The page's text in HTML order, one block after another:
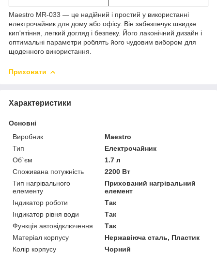
Maestro MR-033 — це надійний і простий у використанні
електрочайник для дому або офісу. Він забезпечує швидке
кип'ятіння, легкий догляд і безпеку. Його лаконічний дизайн і
оптимальні параметри роблять його чудовим вибором для
щоденного використання.
Приховати
Характеристики
Основні
Виробник
Maestro
Тип
Електрочайник
Об`єм
1.7 л
Споживана потужність
2200 Вт
Тип нагрівального
елементу
Прихований нагрівальний
елемент
Індикатор роботи
Так
Індикатор рівня води
Так
Функція автовідключення
Так
Матеріал корпусу
Нержавіюча сталь, Пластик
Колір корпусу
Чорний